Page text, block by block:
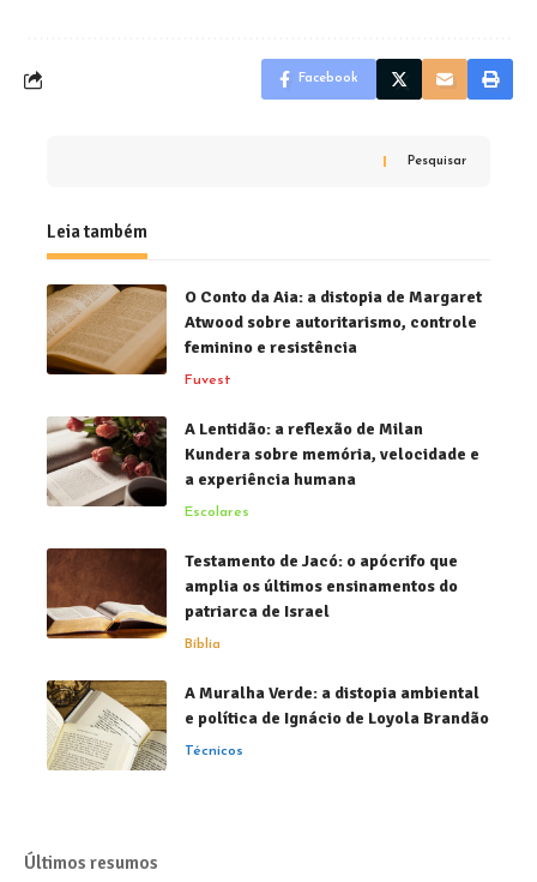
Facebook
Pesquisar
Leia também
O Conto da Aia: a distopia de Margaret
Atwood sobre autoritarismo, controle
feminino e resistência
Fuvest
A Lentidão: a reflexão de Milan
Kundera sobre memória, velocidade e
a experiência humana
Escolares
Testamento de Jacó: o apócrifo que
amplia os últimos ensinamentos do
patriarca de Israel
Bíblia
A Muralha Verde: a distopia ambiental
e política de Ignácio de Loyola Brandão
Técnicos
Últimos resumos